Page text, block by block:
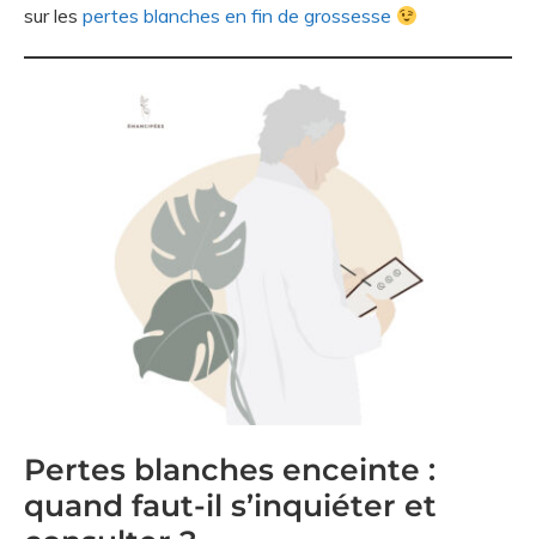
sur les pertes blanches en fin de grossesse
Pertes blanches enceinte :
quand faut-il s’inquiéter et